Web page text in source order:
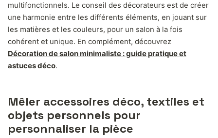
multifonctionnels. Le conseil des décorateurs est de créer
une harmonie entre les différents éléments, en jouant sur
les matières et les couleurs, pour un salon à la fois
cohérent et unique. En complément, découvrez
Décoration de salon minimaliste : guide pratique et
astuces déco.
Mêler accessoires déco, textiles et
objets personnels pour
personnaliser la pièce